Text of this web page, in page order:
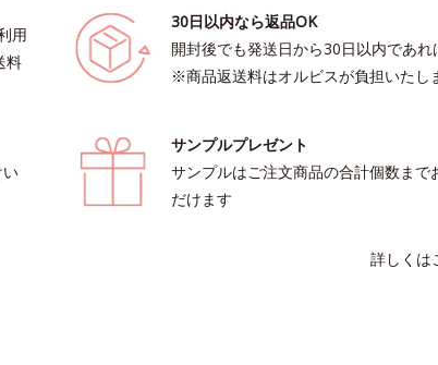
用
料
30日以内なら返品OK
開封後でも発送日から30日以内であれ
※商品返送料はオルビスが負担いたし
サンプルプレゼント
サンプルはご注文商品の合計個数まで
だけます
詳しくは